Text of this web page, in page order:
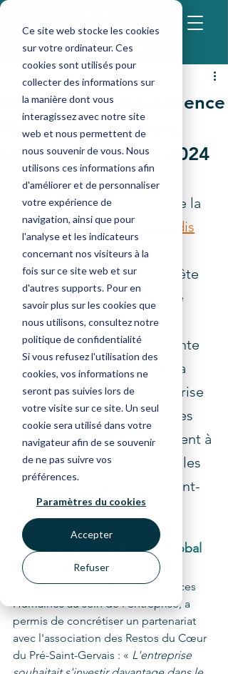
Ce site web stocke les cookies
sur votre ordinateur. Ces
cookies sont utilisés pour
collecter des informations sur
la manière dont vous
interagissez avec notre site
web et nous permettent de
nous souvenir de vous. Nous
utilisons ces informations afin
d'améliorer et de personnaliser
votre expérience de
navigation, ainsi que pour
l'analyse et les indicateurs
concernant nos visiteurs à la
fois sur ce site web et sur
d'autres supports. Pour en
savoir plus sur les cookies que
nous utilisons, consultez notre
politique de confidentialité
Si vous refusez l'utilisation des
cookies, vos informations ne
seront pas suivies lors de
votre visite sur ce site. Un seul
cookie sera utilisé dans votre
navigateur afin de se souvenir
de ne pas suivre vos
préférences.
Paramètres du cookies
Accepter
Refuser
En route vers l'excellence
RSE avec des actions
sociales locales en 2024
admin-compta8
20 févr. 2024 3 min de lecture
Au terme d'une année
marquée par l'obtention de la
médaille de bronze Ecovadis
en 2023, Groupe Global
poursuit résolument sa quête
d'excellence en matière de
Responsabilité Sociale des
Entreprises (RSE). Consciente
de l'impact significatif de la
RSE sur la société, l’entreprise
s’oriente désormais vers des
initiatives locales, notamment à
travers un partenariat avec les
Restos du Cœur du Pré-Saint-
Gervais.
L’engagement de Groupe Global
envers la RSE
Cloé Rullier, Chargée de Ressources
Humaines au sein de l’entreprise, a
permis de concrétiser un partenariat
avec l'association des Restos du Cœur
du Pré-Saint-Gervais : « L'entreprise